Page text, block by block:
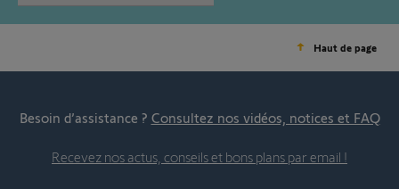
Haut de page
Besoin d’assistance ? Consultez nos vidéos, notices et FAQ
Recevez nos actus, conseils et bons plans par email !